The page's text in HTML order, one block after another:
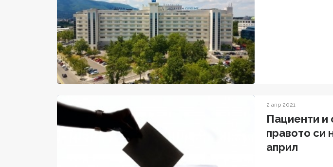
2 апр 2021
Пациенти и
правото си
април